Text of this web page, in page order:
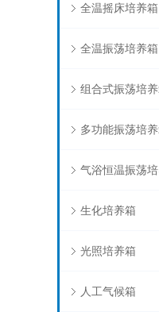
全温摇床培养箱
全温振荡培养箱
组合式振荡培
多功能振荡培
气浴恒温振荡
生化培养箱
光照培养箱
人工气候箱